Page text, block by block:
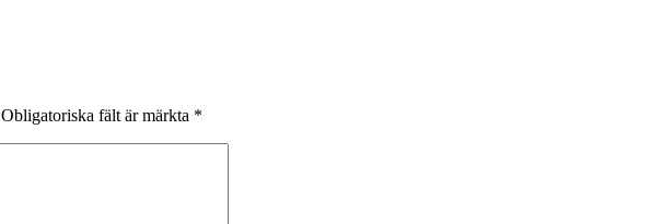
Obligatoriska fält är märkta *